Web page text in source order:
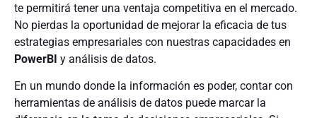
te permitirá tener una ventaja competitiva en el mercado.
No pierdas la oportunidad de mejorar la eficacia de tus
estrategias empresariales con nuestras capacidades en
PowerBI y análisis de datos.
En un mundo donde la información es poder, contar con
herramientas de análisis de datos puede marcar la